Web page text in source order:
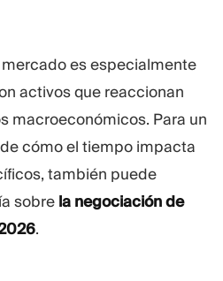
es especialmente
activos que reaccionan
macroeconómicos. Para un
cómo el tiempo impacta
también puede
sobre la negociación de
.